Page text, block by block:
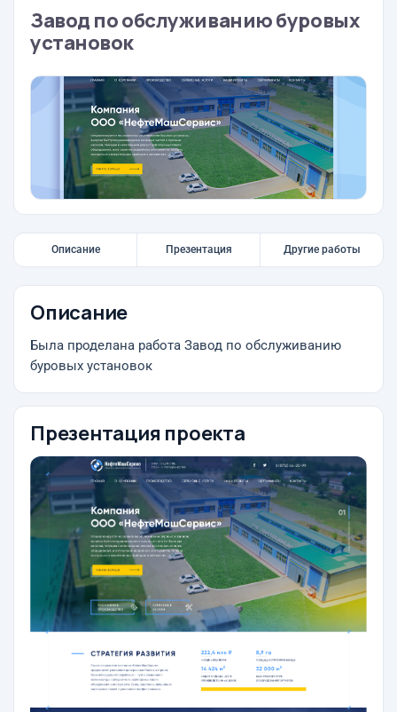
Завод по обслуживанию буровых
установок
Описание Презентация Другие работы
Описание
Была проделана работа Завод по обслуживанию
буровых установок
Презентация проекта